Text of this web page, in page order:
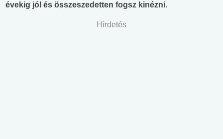
évekig jól és összeszedetten fogsz kinézni.
Hirdetés